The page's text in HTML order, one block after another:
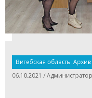
Витебская область.
06.10.2021 / Администратор